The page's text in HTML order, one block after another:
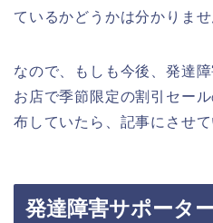
ているかどうかは分かりませ
なので、もしも今後、発達
お店で季節限定の割引セー
布していたら、記事にさせ
発達障害サポータ